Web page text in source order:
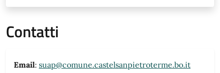
Contatti
Email: suap@comune.castelsanpietroterme.bo.it